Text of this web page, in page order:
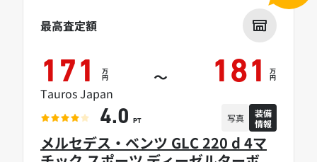
メルセデス・ベンツ GLC 220 d 4マ
最高査定額
171 万
円 ～ 181 万
円
Tauros Japan
4.0 PT 写真
装備
情報